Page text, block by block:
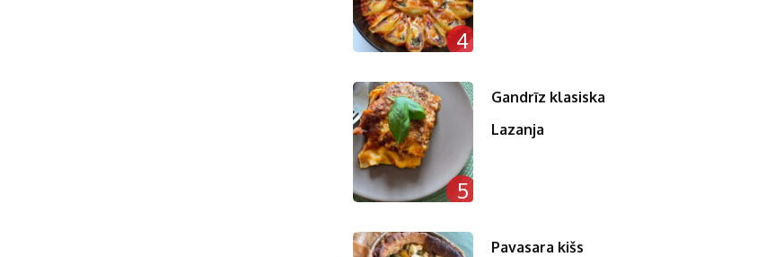
4
5
Gandrīz klasiska
Lazanja
Pavasara kišs